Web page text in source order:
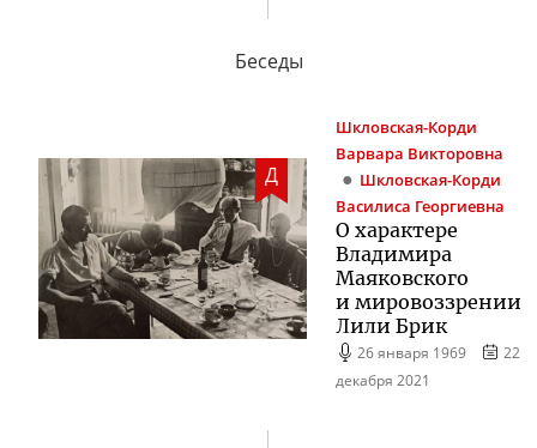
Беседы
Д
Шкловская-Корди
Варвара Викторовна
Шкловская-Корди
Василиса Георгиевна
О характере
Владимира
Маяковского
и мировоззрении
Лили Брик
26 января 1969
22
декабря 2021